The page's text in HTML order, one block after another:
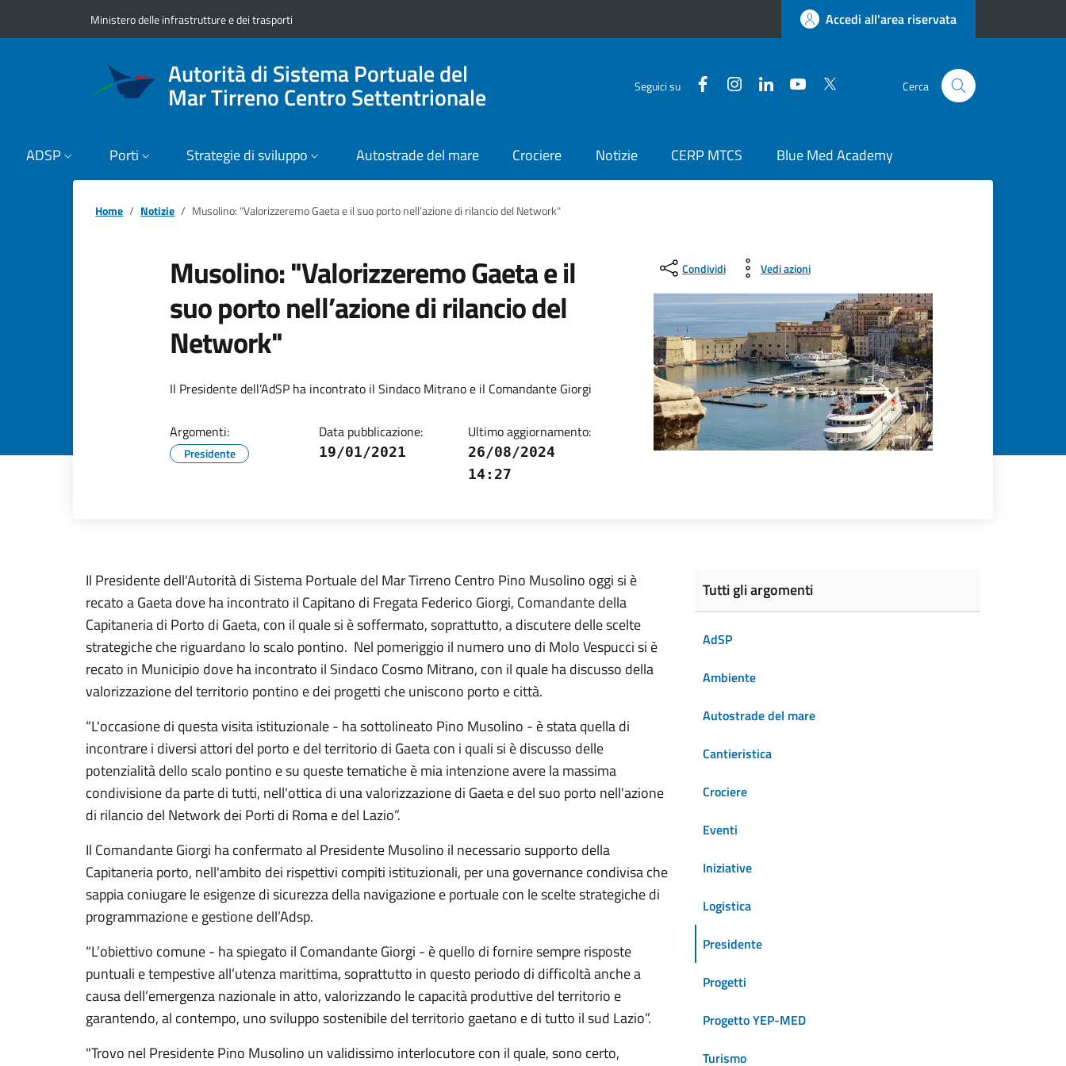
Ministero delle infrastrutture e dei trasporti Accedi all'area riservata
Autorità di Sistema Portuale del
Mar Tirreno Centro Settentrionale Seguici su FacebookInstagramLinkedInYouTube Cerca
ADSP Porti Strategie di sviluppo Autostrade del mare Crociere Notizie CERP MTCS Blue Med Academy
Home Notizie Musolino: "Valorizzeremo Gaeta e il suo porto nell’azione di rilancio del Network"
Musolino: "Valorizzeremo Gaeta e il
suo porto nell’azione di rilancio del
Network"
Il Presidente dell’AdSP ha incontrato il Sindaco Mitrano e il Comandante Giorgi
Argomenti:
Presidente
Data pubblicazione:
19/01/2021
Ultimo aggiornamento:
26/08/2024
14:27
Condividi Vedi azioni
Il Presidente dell'Autorità di Sistema Portuale del Mar Tirreno Centro Pino Musolino oggi si è
recato a Gaeta dove ha incontrato il Capitano di Fregata Federico Giorgi, Comandante della
Capitaneria di Porto di Gaeta, con il quale si è soffermato, soprattutto, a discutere delle scelte
strategiche che riguardano lo scalo pontino. Nel pomeriggio il numero uno di Molo Vespucci si è
recato in Municipio dove ha incontrato il Sindaco Cosmo Mitrano, con il quale ha discusso della
valorizzazione del territorio pontino e dei progetti che uniscono porto e città.
“L'occasione di questa visita istituzionale - ha sottolineato Pino Musolino - è stata quella di
incontrare i diversi attori del porto e del territorio di Gaeta con i quali si è discusso delle
potenzialità dello scalo pontino e su queste tematiche è mia intenzione avere la massima
condivisione da parte di tutti, nell'ottica di una valorizzazione di Gaeta e del suo porto nell'azione
di rilancio del Network dei Porti di Roma e del Lazio”.
Il Comandante Giorgi ha confermato al Presidente Musolino il necessario supporto della
Capitaneria porto, nell'ambito dei rispettivi compiti istituzionali, per una governance condivisa che
sappia coniugare le esigenze di sicurezza della navigazione e portuale con le scelte strategiche di
programmazione e gestione dell’Adsp.
“L’obiettivo comune - ha spiegato il Comandante Giorgi - è quello di fornire sempre risposte
puntuali e tempestive all’utenza marittima, soprattutto in questo periodo di difficoltà anche a
causa dell’emergenza nazionale in atto, valorizzando le capacità produttive del territorio e
garantendo, al contempo, uno sviluppo sostenibile del territorio gaetano e di tutto il sud Lazio”.
"Trovo nel Presidente Pino Musolino un validissimo interlocutore con il quale, sono certo,
Tutti gli argomenti
AdSP
Ambiente
Autostrade del mare
Cantieristica
Crociere
Eventi
Iniziative
Logistica
Presidente
Progetti
Progetto YEP-MED
Turismo